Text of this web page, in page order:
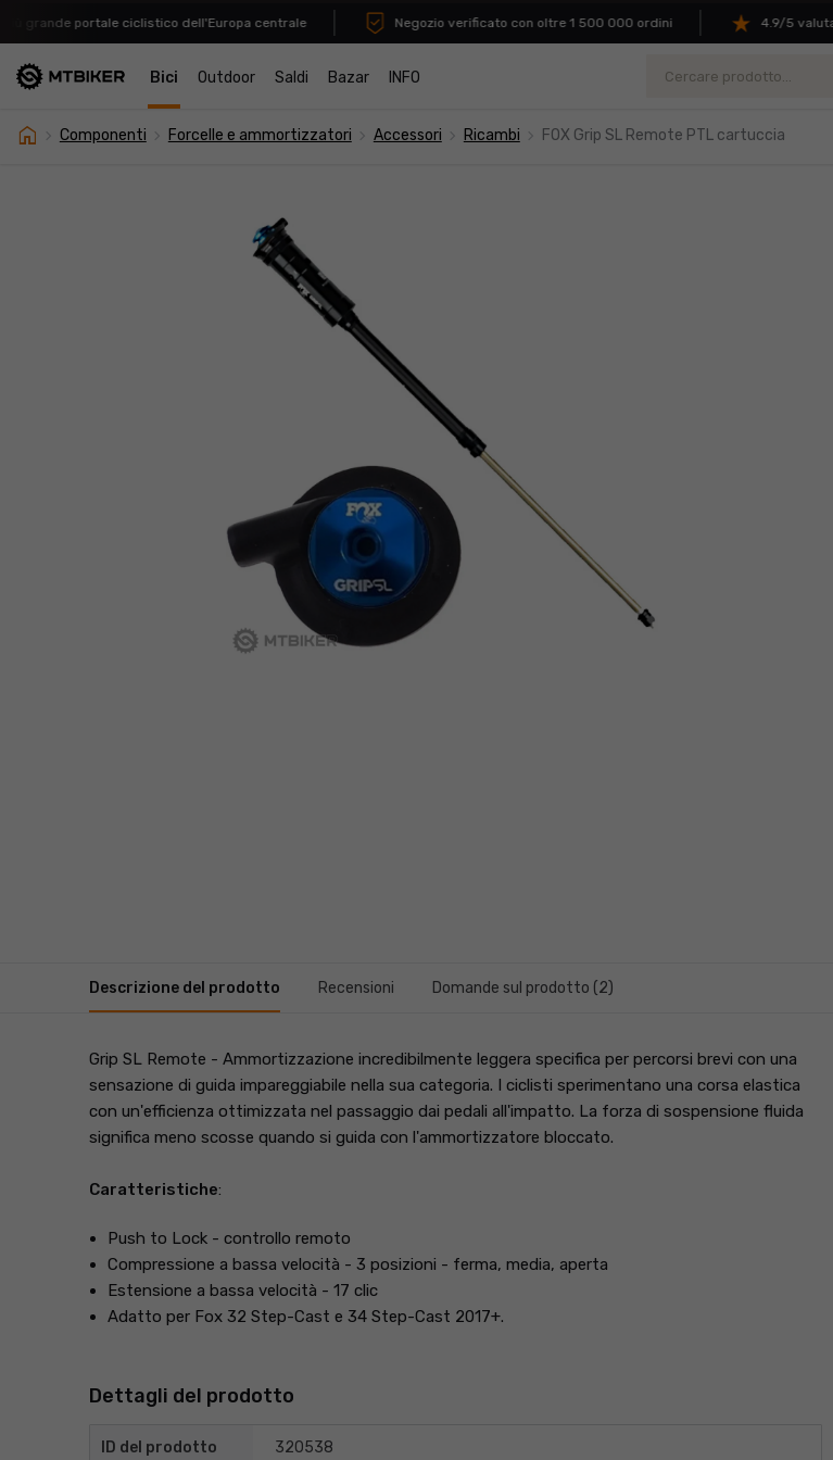
grande portale ciclistico dell'Europa centrale Negozio verificato con oltre 1 500 000 ordini 4.9/5
Bici Outdoor Saldi Bazar INFO
home Componenti Forcelle e ammortizzatori Accessori Ricambi FOX Grip SL Remote PTL cartuccia
Descrizione del prodotto Recensioni Domande sul prodotto (2)
Grip SL Remote - Ammortizzazione incredibilmente leggera specifica per percorsi brevi con una
sensazione di guida impareggiabile nella sua categoria. I ciclisti sperimentano una corsa elastica
con un'efficienza ottimizzata nel passaggio dai pedali all'impatto. La forza di sospensione fluida
significa meno scosse quando si guida con l'ammortizzatore bloccato.
Caratteristiche:
Push to Lock - controllo remoto
Compressione a bassa velocità - 3 posizioni - ferma, media, aperta
Estensione a bassa velocità - 17 clic
Adatto per Fox 32 Step-Cast e 34 Step-Cast 2017+.
Dettagli del prodotto
ID del prodotto 320538